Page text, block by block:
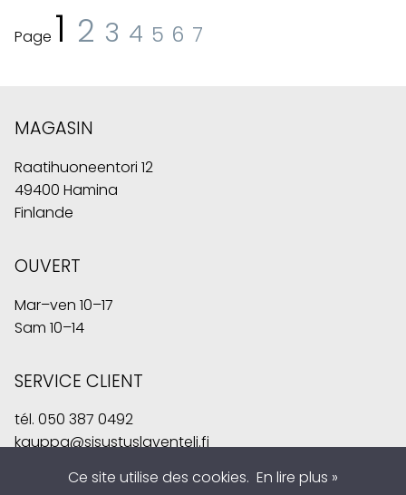
Page 1 2 3 4 5 6 7
MAGASIN
Raatihuoneentori 12
49400 Hamina
Finlande
OUVERT
Mar–ven 10–17
Sam 10–14
SERVICE CLIENT
tél. 050 387 0492
kauppa@sisustuslaventeli.fi
Ce site utilise des cookies. En lire plus »